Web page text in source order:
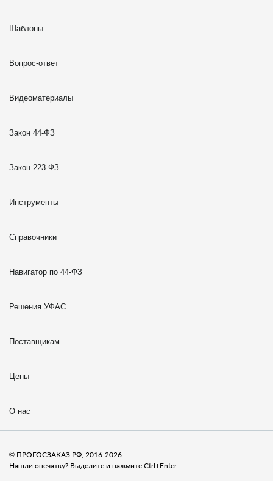
Шаблоны
Вопрос-ответ
Видеоматериалы
Закон 44-ФЗ
Закон 223-ФЗ
Инструменты
Справочники
Навигатор по 44-ФЗ
Решения УФАС
Поставщикам
Цены
О нас
© ПРОГОСЗАКАЗ.РФ, 2016-2026
Нашли опечатку? Выделите и нажмите Ctrl+Enter